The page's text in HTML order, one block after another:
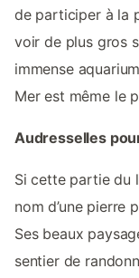
de participer à la
voir de plus gros
immense
Mer est même le
Audresselles
Si cette partie du
nom d’une pierre
Ses beaux
sentier de